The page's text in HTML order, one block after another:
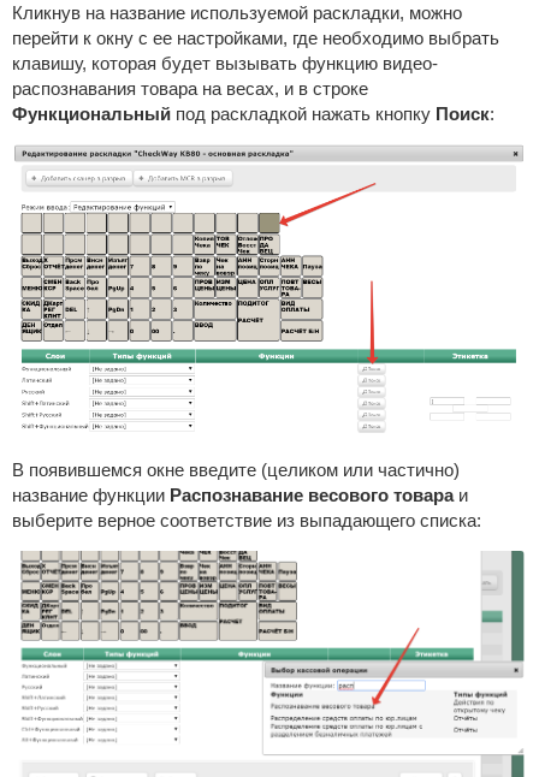
Кликнув на название используемой раскладки, можно
перейти к окну с ее настройками, где необходимо выбрать
клавишу, которая будет вызывать функцию видео-
распознавания товара на весах, и в строке
Функциональныйпод раскладкой нажать кнопку Поиск:
В появившемся окне введите (целиком или частично)
название функции Распознавание весового товараи
выберите верное соответствие из выпадающего списка: